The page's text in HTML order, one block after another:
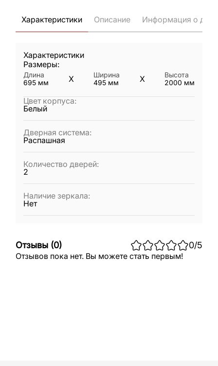
Характеристики Описание Информация о
Характеристики
Размеры:
Длина
695 мм X
Ширина
495 мм X
Высота
2000 мм
Цвет корпуса:
Белый
Дверная система:
Распашная
Количество дверей:
2
Наличие зеркала:
Нет
Отзывы (0) 0/5
Отзывов пока нет. Вы можете стать первым!